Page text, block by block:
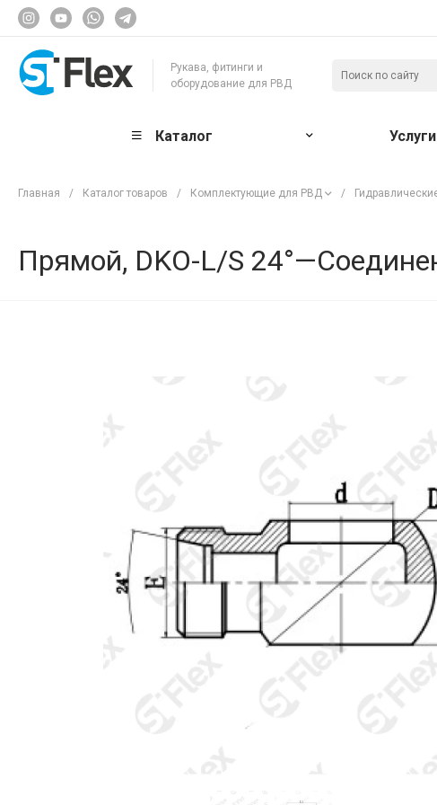
Рукава, фитинги и
оборудование для РВД
Каталог Услуги
Главная / Каталог товаров / Комплектующие для РВД /
Прямой, DKO-L/S